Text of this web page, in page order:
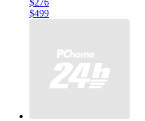
$276
$499